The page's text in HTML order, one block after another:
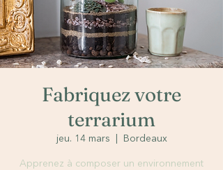
Fabriquez votre
terrarium
jeu. 14 mars
  |
Bordeaux
Apprenez à composer un environnement